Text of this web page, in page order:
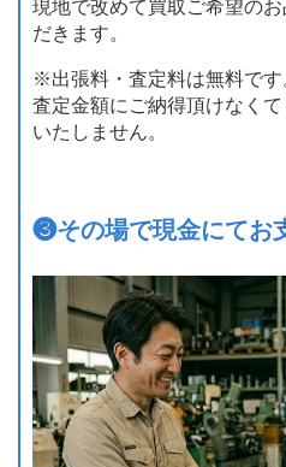
現地で改めて買取ご希望の
だきます。
※出張料・査定料は無料です
査定金額にご納得頂けなく
いたしません。
❸その場で現金にてお